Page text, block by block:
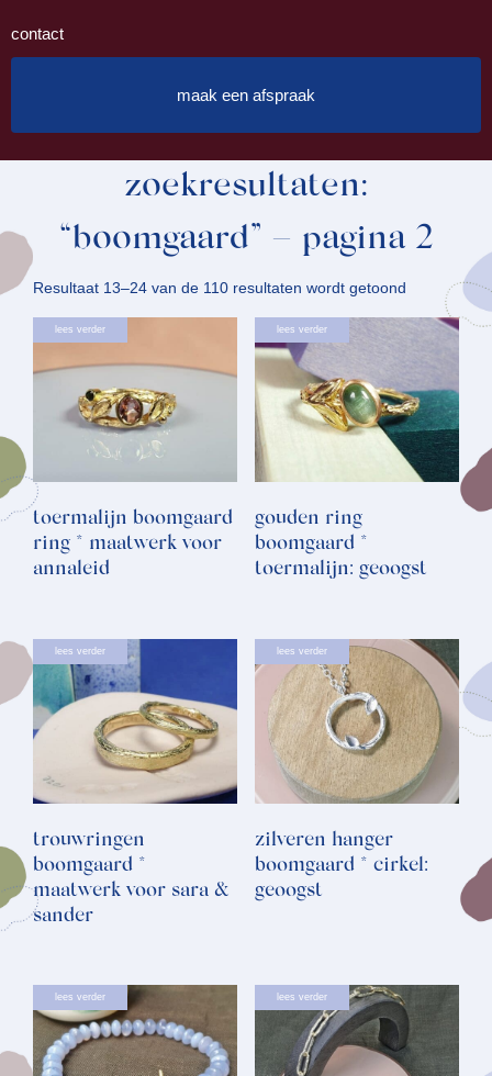
contact
maak een afspraak
zoekresultaten:
“boomgaard” – pagina 2
Resultaat 13–24 van de 110 resultaten wordt getoond Gesorteerd
op
lees verder
toermalijn boomgaard
ring * maatwerk voor
annaleid
lees verder
gouden ring
boomgaard *
toermalijn: geoogst
lees verder
trouwringen
boomgaard *
maatwerk voor sara &
sander
lees verder
zilveren hanger
boomgaard * cirkel:
geoogst
lees verder lees verder